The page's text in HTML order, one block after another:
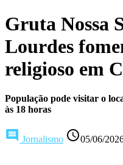
Gruta Nossa
Lourdes
religioso em
População pode visitar o
às 18 horas
comment Jornalismo access_time05/06/